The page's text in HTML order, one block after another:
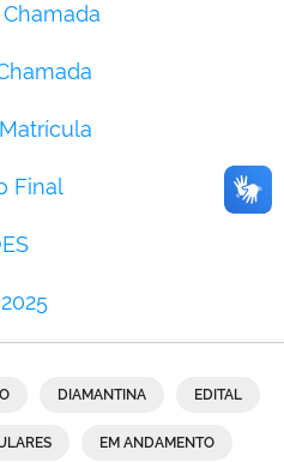
Final
DIAMANTINA EDITAL
EM ANDAMENTO